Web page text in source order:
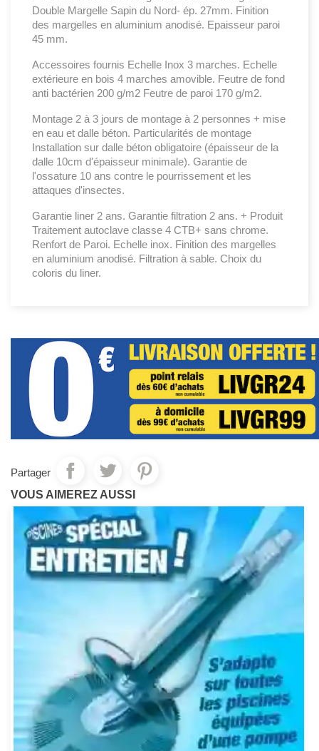
Double Margelle Sapin du Nord- ép. 27mm. Finition
des margelles en aluminium anodisé. Epaisseur paroi
45 mm.
Accessoires fournis Echelle Inox 3 marches. Echelle
extérieure en bois 4 marches amovible. Feutre de fond
anti bactérien 200 g/m2 Feutre de paroi 170 g/m2.
Montage 2 à 3 jours de montage à 2 personnes + mise
en eau et dalle béton. Particularités de montage
Installation sur dalle béton obligatoire (épaisseur de la
dalle 10cm d'épaisseur minimale). Garantie de
l'ossature 10 ans contre le pourrissement et les
attaques d'insectes.
Garantie liner 2 ans. Garantie filtration 2 ans. + Produit
Traitement autoclave classe 4 CTB+ sans chrome.
Renfort de Paroi. Echelle inox. Finition des margelles
en aluminium anodisé. Filtration à sable. Choix du
coloris du liner.
Partager
VOUS AIMEREZ AUSSI